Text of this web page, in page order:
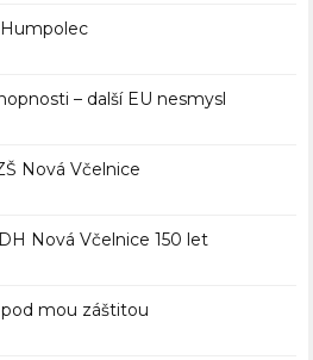
– další EU nesmysl
Nová Včelnice
Nová Včelnice 150 let
mou záštitou